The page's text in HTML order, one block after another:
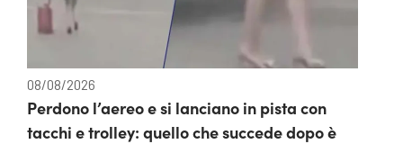
08/08/2026
Perdono l’aereo e si lanciano in pista con
tacchi e trolley: quello che succede dopo è